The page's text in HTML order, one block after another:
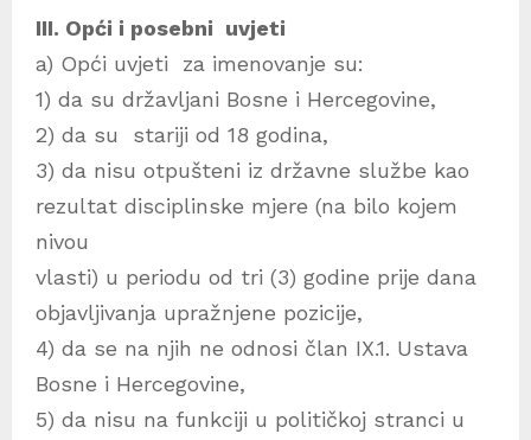
III. Opći i posebni uvjeti
a) Opći uvjeti za imenovanje su:
1) da su državljani Bosne i Hercegovine,
2) da su stariji od 18 godina,
3) da nisu otpušteni iz državne službe kao
rezultat disciplinske mjere (na bilo kojem
nivou
vlasti) u periodu od tri (3) godine prije dana
objavljivanja upražnjene pozicije,
4) da se na njih ne odnosi član IX.1. Ustava
Bosne i Hercegovine,
5) da nisu na funkciji u političkoj stranci u